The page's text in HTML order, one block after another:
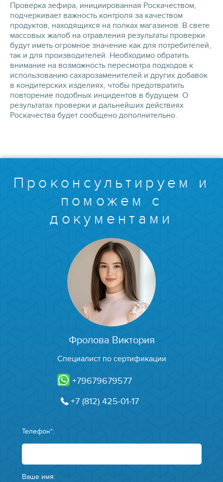
Проверка зефира, инициированная Роскачеством,
подчеркивает важность контроля за качеством
продуктов, находящихся на полках магазинов. В свете
массовых жалоб на отравления результаты проверки
будут иметь огромное значение как для потребителей,
так и для производителей. Необходимо обратить
внимание на возможность пересмотра подходов к
использованию сахарозаменителей и других добавок
в кондитерских изделиях, чтобы предотвратить
повторение подобных инцидентов в будущем. О
результатах проверки и дальнейших действиях
Роскачества будет сообщено дополнительно.
Проконсультируем и
поможем с
документами
Фролова Виктория
Специалист по сертификации
+79679679577
+7 (812) 425-01-17
Телефон*:
Ваше имя: